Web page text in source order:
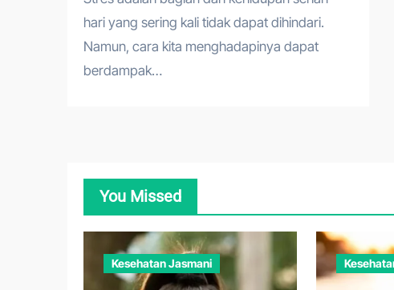
hari yang sering kali tidak dapat dihindari.
Namun, cara kita menghadapinya dapat
berdampak…
You Missed
Kesehatan Jasmani